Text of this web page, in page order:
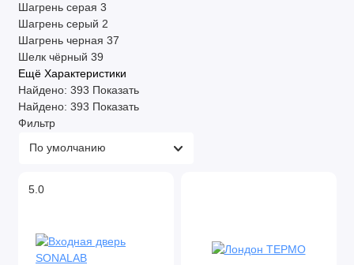
Шагрень серая 3
Шагрень серый 2
Шагрень черная 37
Шелк чёрный 39
Ещё Характеристики
Найдено: 393 Показать
Найдено: 393 Показать
Фильтр
5.0